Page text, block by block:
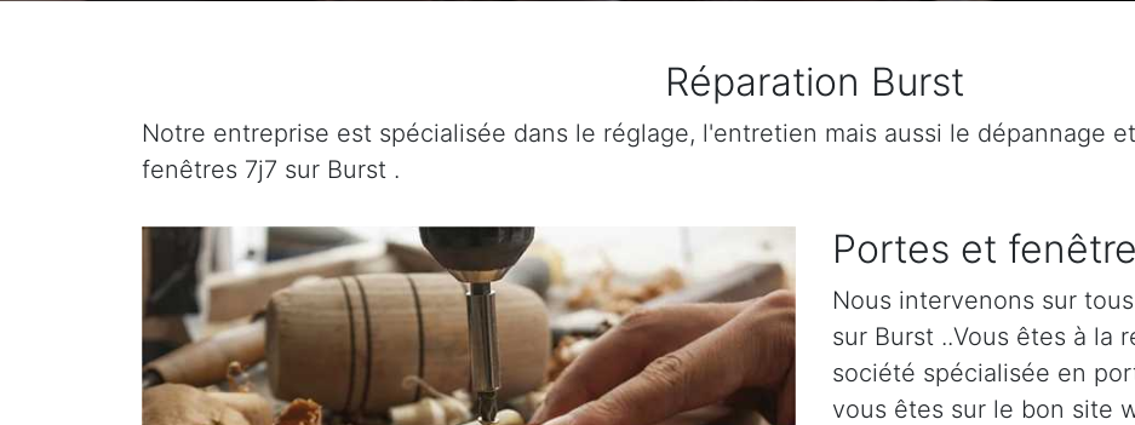
Réparation Burst
Notre entreprise est spécialisée dans le réglage, l'entretien mais aussi le dépannage
fenêtres 7j7 sur Burst .
Portes et
Nous intervenons sur
sur Burst ..Vous êtes à la
société spécialisée en
vous êtes sur le bon site